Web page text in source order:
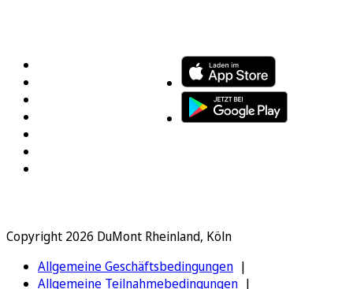
Copyright 2026 DuMont Rheinland, Köln
Allgemeine Geschäftsbedingungen
Allgemeine Teilnahmebedingungen